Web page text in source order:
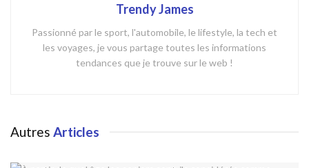
Trendy James
Passionné par le sport, l'automobile, le lifestyle, la tech et
les voyages, je vous partage toutes les informations
tendances que je trouve sur le web !
Autres Articles